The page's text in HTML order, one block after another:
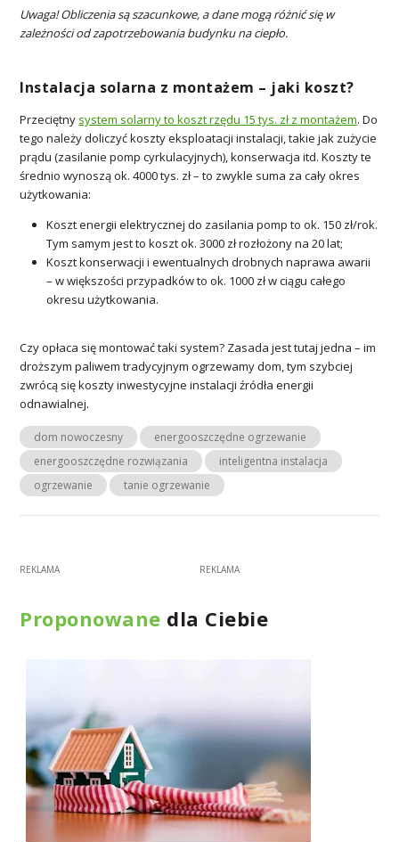
Uwaga! Obliczenia są szacunkowe, a dane mogą różnić się w
zależności od zapotrzebowania budynku na ciepło.
Instalacja solarna z montażem – jaki koszt?
Przeciętny system solarny to koszt rzędu 15 tys. zł z montażem. Do
tego należy doliczyć koszty eksploatacji instalacji, takie jak zużycie
prądu (zasilanie pomp cyrkulacyjnych), konserwacja itd. Koszty te
średnio wynoszą ok. 4000 tys. zł – to zwykle suma za cały okres
użytkowania:
Koszt energii elektrycznej do zasilania pomp to ok. 150 zł/rok.
Tym samym jest to koszt ok. 3000 zł rozłożony na 20 lat;
Koszt konserwacji i ewentualnych drobnych naprawa awarii
– w większości przypadków to ok. 1000 zł w ciągu całego
okresu użytkowania.
Czy opłaca się montować taki system? Zasada jest tutaj jedna – im
droższym paliwem tradycyjnym ogrzewamy dom, tym szybciej
zwrócą się koszty inwestycyjne instalacji źródła energii
odnawialnej.
dom nowoczesny
energooszczędne ogrzewanie
energooszczędne rozwiązania
inteligentna instalacja
ogrzewanie
tanie ogrzewanie
Proponowane dla Ciebie